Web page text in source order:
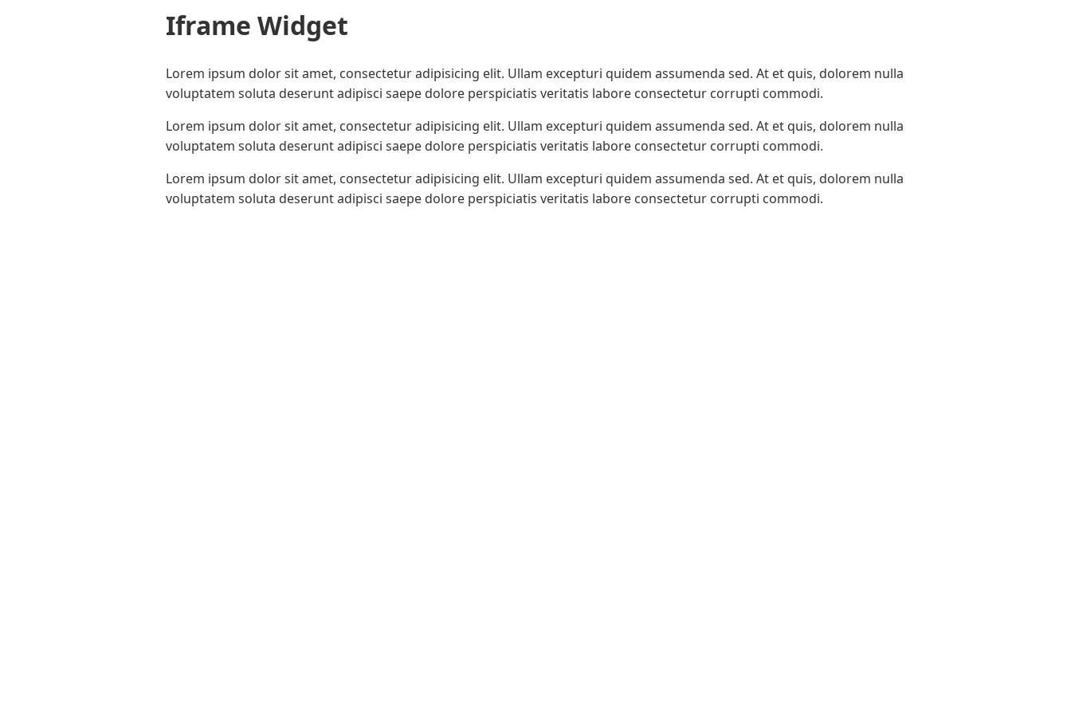
Iframe Widget
Lorem ipsum dolor sit amet, consectetur adipisicing elit. Ullam excepturi quidem assumenda sed. At et quis, dolorem nulla
voluptatem soluta deserunt adipisci saepe dolore perspiciatis veritatis labore consectetur corrupti commodi.
Lorem ipsum dolor sit amet, consectetur adipisicing elit. Ullam excepturi quidem assumenda sed. At et quis, dolorem nulla
voluptatem soluta deserunt adipisci saepe dolore perspiciatis veritatis labore consectetur corrupti commodi.
Lorem ipsum dolor sit amet, consectetur adipisicing elit. Ullam excepturi quidem assumenda sed. At et quis, dolorem nulla
voluptatem soluta deserunt adipisci saepe dolore perspiciatis veritatis labore consectetur corrupti commodi.